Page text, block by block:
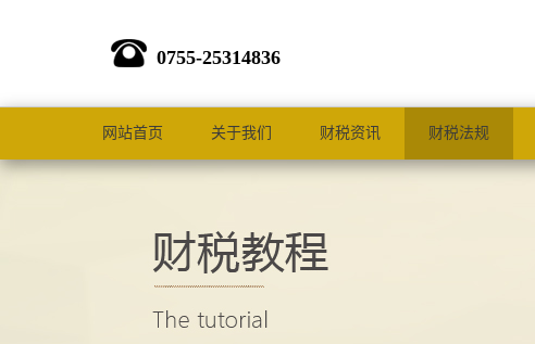
0755-25314836
网站首页 关于我们 财税资讯 财税法规